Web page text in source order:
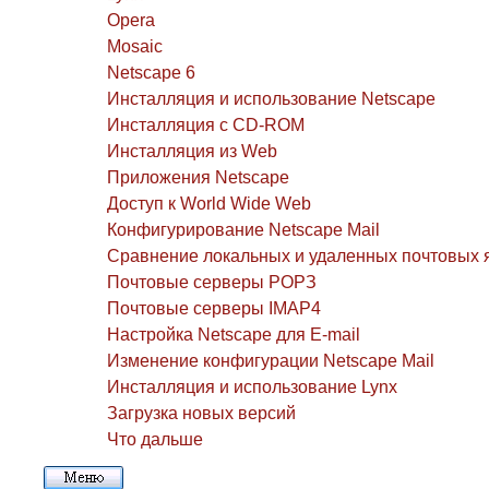
Opera
Mosaic
Netscape 6
Инсталляция и использование Netscape
Инсталляция с CD-ROM
Инсталляция из Web
Приложения Netscape
Доступ к World Wide Web
Конфигурирование Netscape Mail
Сравнение локальных и удаленных почтовых
Почтовые серверы РОРЗ
Почтовые серверы IMAP4
Настройка Netscape для E-mail
Изменение конфигурации Netscape Mail
Инсталляция и использование Lynx
Загрузка новых версий
Что дальше